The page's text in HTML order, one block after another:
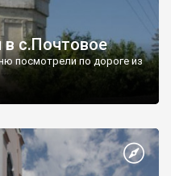
с.Почтовое
посмотрели по дороге из